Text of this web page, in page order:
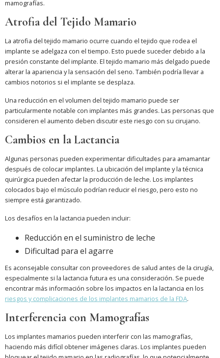
mamografías.
Atrofia del Tejido Mamario
La atrofia del tejido mamario ocurre cuando el tejido que rodea el
implante se adelgaza con el tiempo. Esto puede suceder debido a la
presión constante del implante. El tejido mamario más delgado puede
alterar la apariencia y la sensación del seno. También podría llevar a
cambios notorios si el implante se desplaza.
Una reducción en el volumen del tejido mamario puede ser
particularmente notable con implantes más grandes. Las personas que
consideren el aumento deben discutir este riesgo con su cirujano.
Cambios en la Lactancia
Algunas personas pueden experimentar dificultades para amamantar
después de colocar implantes. La ubicación del implante y la técnica
quirúrgica pueden afectar la producción de leche. Los implantes
colocados bajo el músculo podrían reducir el riesgo, pero esto no
siempre está garantizado.
Los desafíos en la lactancia pueden incluir:
Reducción en el suministro de leche
Dificultad para el agarre
Es aconsejable consultar con proveedores de salud antes de la cirugía,
especialmente si la lactancia futura es una consideración. Se puede
encontrar más información sobre los impactos en la lactancia en los
riesgos y complicaciones de los implantes mamarios de la FDA.
Interferencia con Mamografías
Los implantes mamarios pueden interferir con las mamografías,
haciendo más difícil obtener imágenes claras. Los implantes pueden